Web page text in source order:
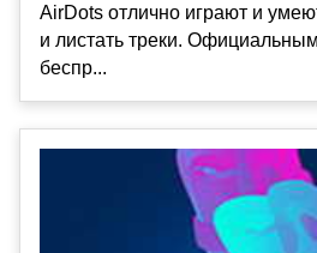
AirDots отлично играют и
и листать треки.
беспр...